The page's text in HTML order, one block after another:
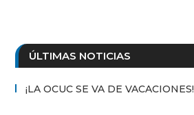
ÚLTIMAS NOTICIAS
¡LA OCUC SE VA DE VACACIONES!